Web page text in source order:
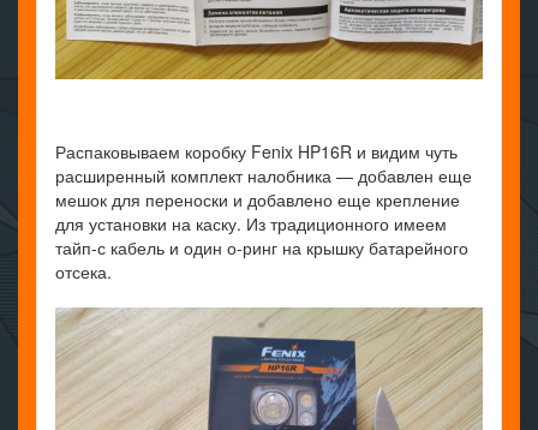
Распаковываем коробку Fenix HP16R и видим чуть
расширенный комплект налобника — добавлен еще
мешок для переноски и добавлено еще крепление
для установки на каску. Из традиционного имеем
тайп-с кабель и один о-ринг на крышку батарейного
отсека.